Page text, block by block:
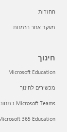
החזרות
מעקב אחר הזמנות
חינוך
Microsoft Education
מכשירים לחינוך
Microsoft Teams בתחום החינוך
365 Education